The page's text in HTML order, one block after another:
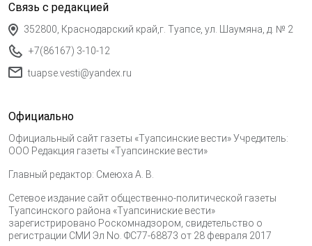
Связь с редакцией
352800, Краснодарский край,г. Туапсе, ул. Шаумяна, д. № 2
+7(86167) 3-10-12
tuapse.vesti@yandex.ru
Официально
Официальный сайт газеты «Туапсинские вести» Учредитель:
ООО Редакция газеты «Туапсинские вести»
Главный редактор: Смеюха А. В.
Сетевое издание сайт общественно-политической газеты
Туапсинского района «Туапсиниские вести»
зарегистрировано Роскомнадзором, свидетельство о
регистрации СМИ Эл No. ФС77-68873 от 28 февраля 2017